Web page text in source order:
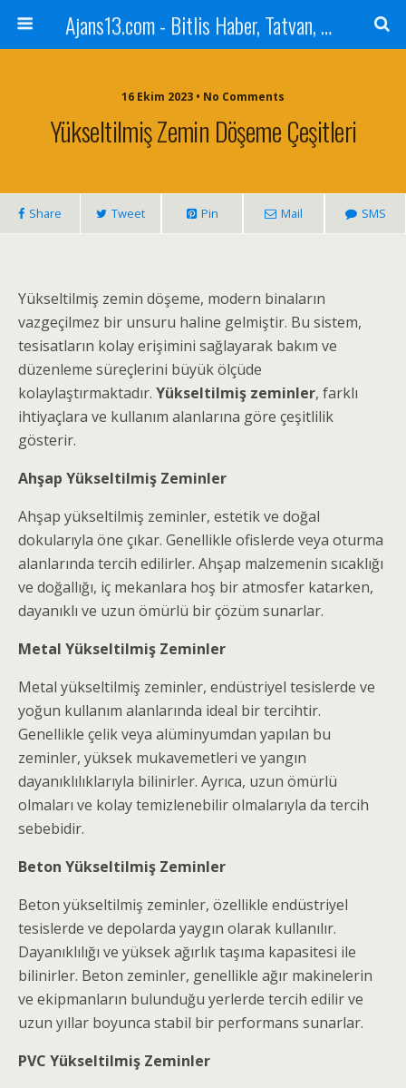
Ajans13.com - Bitlis Haber, Tatvan, Ahlat, Adilcevaz, Mutki, Hizan, Güroymak, Gazete, Ajans, 13, Haber
16 Ekim 2023 • No Comments
Yükseltilmiş Zemin Döşeme Çeşitleri
Share Tweet Pin Mail SMS
Yükseltilmiş zemin döşeme, modern binaların
vazgeçilmez bir unsuru haline gelmiştir. Bu sistem,
tesisatların kolay erişimini sağlayarak bakım ve
düzenleme süreçlerini büyük ölçüde
kolaylaştırmaktadır. Yükseltilmiş zeminler, farklı
ihtiyaçlara ve kullanım alanlarına göre çeşitlilik
gösterir.
Ahşap Yükseltilmiş Zeminler
Ahşap yükseltilmiş zeminler, estetik ve doğal
dokularıyla öne çıkar. Genellikle ofislerde veya oturma
alanlarında tercih edilirler. Ahşap malzemenin sıcaklığı
ve doğallığı, iç mekanlara hoş bir atmosfer katarken,
dayanıklı ve uzun ömürlü bir çözüm sunarlar.
Metal Yükseltilmiş Zeminler
Metal yükseltilmiş zeminler, endüstriyel tesislerde ve
yoğun kullanım alanlarında ideal bir tercihtir.
Genellikle çelik veya alüminyumdan yapılan bu
zeminler, yüksek mukavemetleri ve yangın
dayanıklılıklarıyla bilinirler. Ayrıca, uzun ömürlü
olmaları ve kolay temizlenebilir olmalarıyla da tercih
sebebidir.
Beton Yükseltilmiş Zeminler
Beton yükseltilmiş zeminler, özellikle endüstriyel
tesislerde ve depolarda yaygın olarak kullanılır.
Dayanıklılığı ve yüksek ağırlık taşıma kapasitesi ile
bilinirler. Beton zeminler, genellikle ağır makinelerin
ve ekipmanların bulunduğu yerlerde tercih edilir ve
uzun yıllar boyunca stabil bir performans sunarlar.
PVC Yükseltilmiş Zeminler